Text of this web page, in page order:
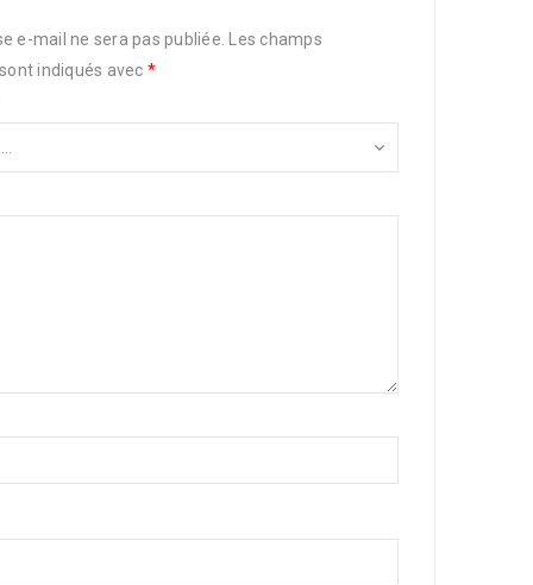
e-mail ne sera pas publiée.
Les champs
indiqués avec *